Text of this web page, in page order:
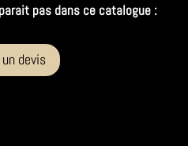
pas dans ce catalogue :
devis